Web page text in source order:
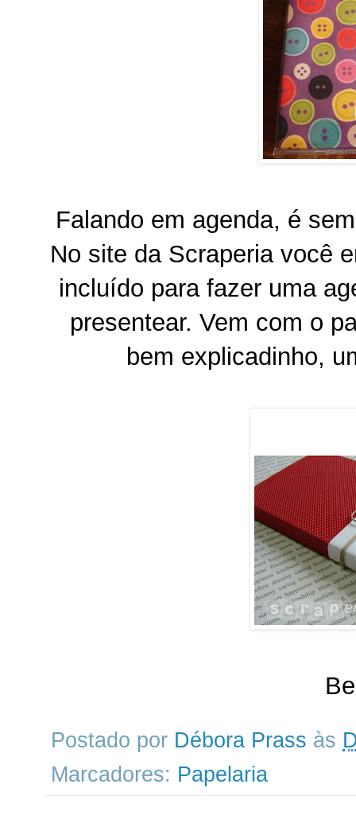
Falando em agenda, é
No site da Scraperia você
incluído para fazer uma
presentear. Vem com o
bem explicadinho,
Postado por Débora Prass às
Marcadores: Papelaria